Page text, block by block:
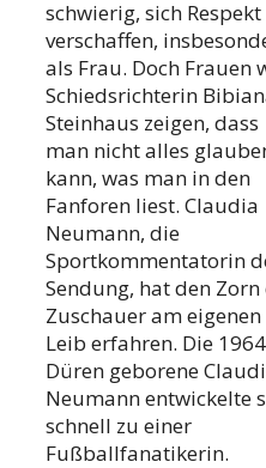
schwierig, sich Respekt
verschaffen,
als Frau. Doch Frauen
Schiedsrichterin
Steinhaus zeigen, dass
man nicht alles
kann, was man in den
Fanforen liest. Claudia
Neumann, die
Sportkommentatorin
Sendung, hat den
Zuschauer am eigenen
Leib erfahren. Die
Düren geborene
Neumann entwickelte
schnell zu einer
Fußballfanatikerin.